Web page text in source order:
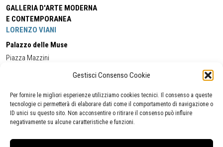
Gestisci Consenso Cookie
Per fornire le migliori esperienze utilizziamo cookies tecnici. Il consenso a queste
tecnologie ci permetterà di elaborare dati come il comportamento di navigazione o
ID unici su questo sito. Non acconsentire o ritirare il consenso può influire
negativamente su alcune caratteristiche e funzioni.
GALLERIA D'ARTE MODERNA
E CONTEMPORANEA
LORENZO VIANI
Palazzo delle Muse
Piazza Mazzini
Cell:+39 338 5714978 (orario apertura Galleria)
Tel:
+39 0584 944580
(orario 09.00/13.00)
Email:gamc@comune.viareggio.lu.it
Segnalazione di inaccessibilità